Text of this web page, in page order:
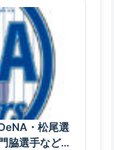
・松尾選
脇選手などが